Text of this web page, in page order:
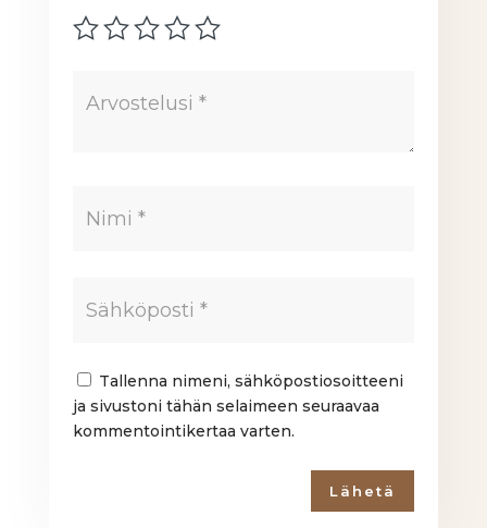
Tallenna nimeni, sähköpostiosoitteeni
ja sivustoni tähän selaimeen seuraavaa
kommentointikertaa varten.
Lähetä